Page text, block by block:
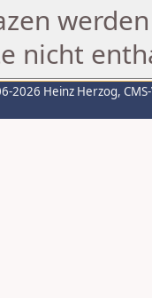
nicht
2026 Heinz Herzog,